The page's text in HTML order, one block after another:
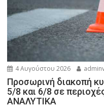
4 Αυγούστου 2026
Προσωρινή διακοπή
5/8 και 6/8 σε
ΑΝΑΛΥΤΙΚΑ